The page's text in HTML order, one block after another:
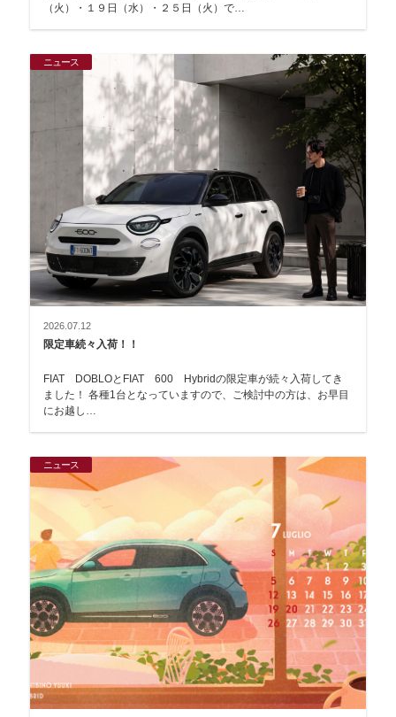
（火）・１９日（水）・２５日（火）で…
ニュース
2026.07.12
限定車続々入荷！！
FIAT DOBLOとFIAT 600 Hybridの限定車が続々入荷してき
ました！ 各種1台となっていますので、ご検討中の方は、お早目
にお越し…
ニュース